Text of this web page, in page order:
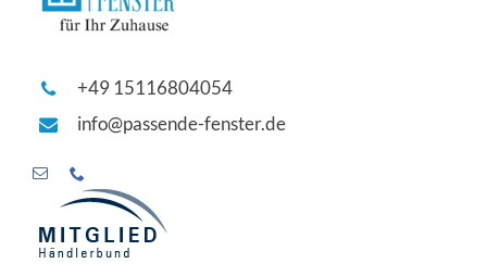
+49 15116804054
info@passende-fenster.de